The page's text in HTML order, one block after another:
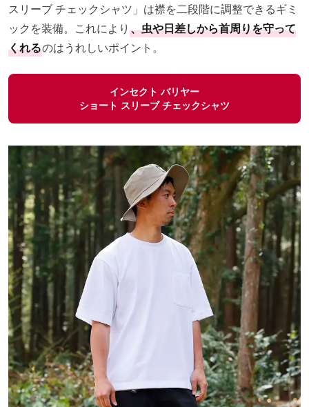
スリーブ チェックシャツ」は襟を二段階に調整できるギミ
ックを装備。これにより 、虫や日差しから首周りを守って
くれるのはうれしいポイント。
インセクト バリヤー
ショート スリーブ チェックシャツ